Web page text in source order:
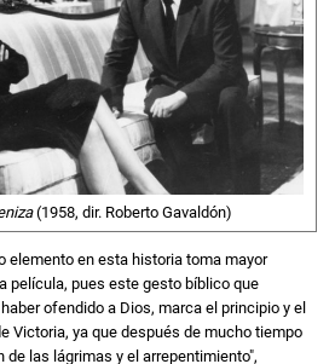
(1958, dir. Roberto Gavaldón)
elemento en esta historia toma mayor
película, pues este gesto bíblico que
ofendido a Dios, marca el principio y el
Victoria, ya que después de mucho tiempo
de las lágrimas y el arrepentimiento",